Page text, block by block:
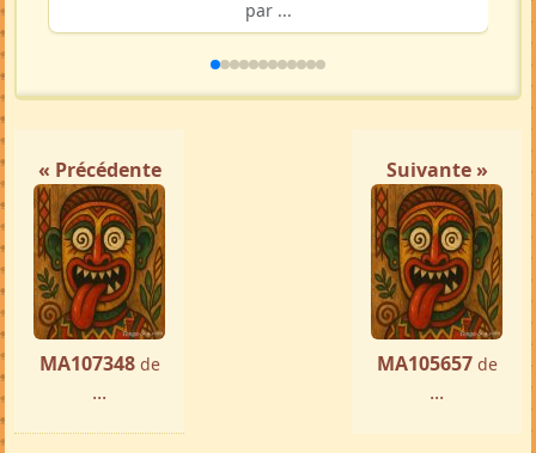
par ...
« Précédente
MA107348 de
...
Suivante »
MA105657 de
...